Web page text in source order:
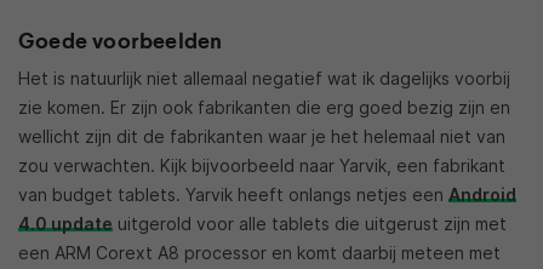
Goede voorbeelden
Het is natuurlijk niet allemaal negatief wat ik dagelijks voorbij
zie komen. Er zijn ook fabrikanten die erg goed bezig zijn en
wellicht zijn dit de fabrikanten waar je het helemaal niet van
zou verwachten. Kijk bijvoorbeeld naar Yarvik, een fabrikant
van budget tablets. Yarvik heeft onlangs netjes een Android
4.0 update uitgerold voor alle tablets die uitgerust zijn met
een ARM Corext A8 processor en komt daarbij meteen met